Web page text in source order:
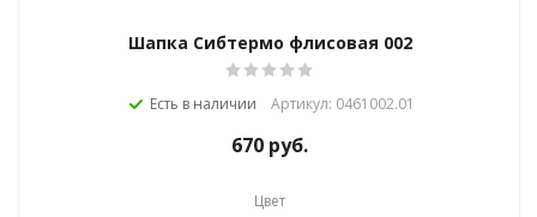
Шапка Сибтермо флисовая 002
Есть в наличии Артикул: 0461002.01
670 руб.
Цвет